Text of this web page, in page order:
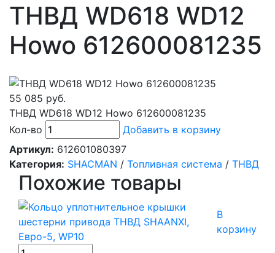
ТНВД WD618 WD12
Howo 612600081235
55 085 руб.
ТНВД WD618 WD12 Howo 612600081235
Кол-во
Добавить в корзину
Артикул: 612601080397
Категория: SHACMAN / Топливная система / ТНВД
Похожие товары
В
корзину